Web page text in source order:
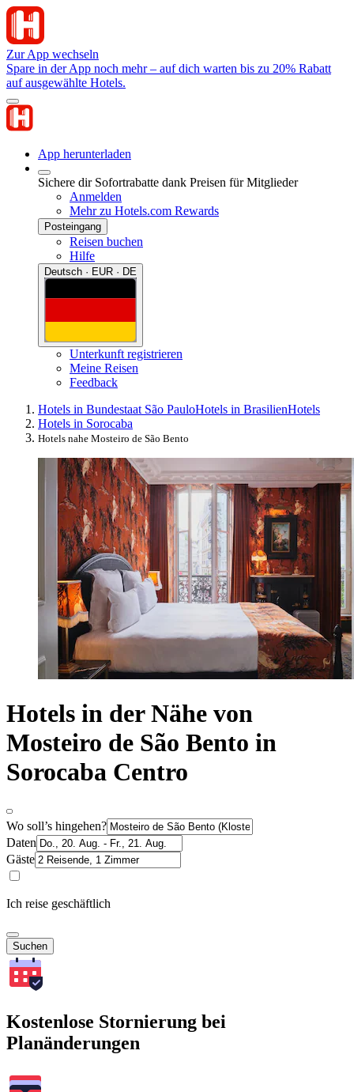
Zur App wechseln
Spare in der App noch mehr – auf dich warten bis zu 20% Rabatt
auf ausgewählte Hotels.
App herunterladen
Sichere dir Sofortrabatte dank Preisen für Mitglieder
Anmelden
Mehr zu Hotels.com Rewards
Posteingang
Reisen buchen
Hilfe
Deutsch · EUR · DE
Unterkunft registrieren
Meine Reisen
Feedback
Hotels in Bundestaat São PauloHotels in BrasilienHotels
Hotels in Sorocaba
Hotels nahe Mosteiro de São Bento
Hotels in der Nähe von
Mosteiro de São Bento in
Sorocaba Centro
Wo soll’s hingehen?
Daten
Gäste
Ich reise geschäftlich
Suchen
Kostenlose Stornierung bei
Planänderungen